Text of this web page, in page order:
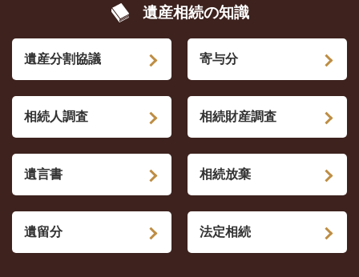
遺産相続の知識
遺産分割協議 寄与分
相続人調査 相続財産調査
遺言書 相続放棄
遺留分 法定相続